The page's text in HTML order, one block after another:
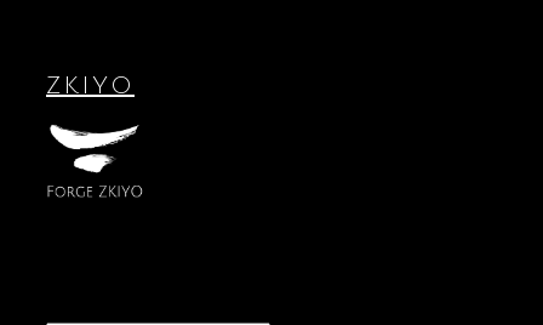
ZKIYO